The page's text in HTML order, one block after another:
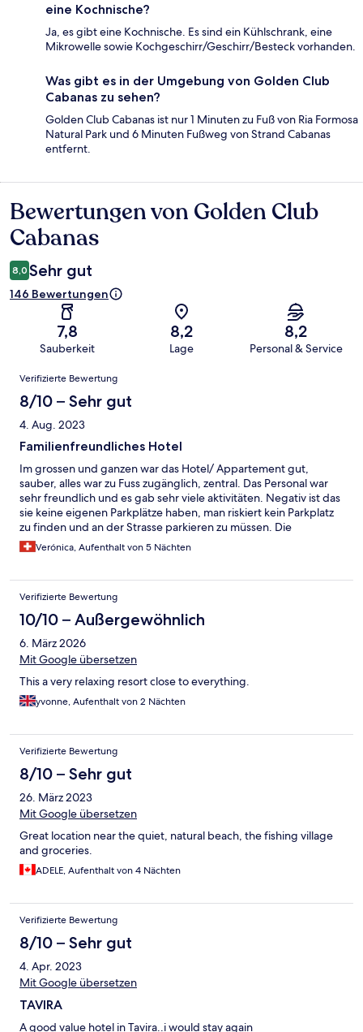
eine Kochnische?
Ja, es gibt eine Kochnische. Es sind ein Kühlschrank, eine
Mikrowelle sowie Kochgeschirr/Geschirr/Besteck vorhanden.
Was gibt es in der Umgebung von Golden Club
Cabanas zu sehen?
Golden Club Cabanas ist nur 1 Minuten zu Fuß von Ria Formosa
Natural Park und 6 Minuten Fußweg von Strand Cabanas
entfernt.
Bewertungen
Bewertungen von Golden Club
Cabanas
8,0 Sehr gut
146 Bewertungen
7,8
Sauberkeit
8,2
Lage
8,2
Personal & Service
Bewertungen
Verifizierte Bewertung
8/10 – Sehr gut
4. Aug. 2023
Familienfreundliches Hotel
Im grossen und ganzen war das Hotel/ Appartement gut,
sauber, alles war zu Fuss zugänglich, zentral. Das Personal war
sehr freundlich und es gab sehr viele aktivitäten. Negativ ist das
sie keine eigenen Parkplätze haben, man riskiert kein Parkplatz
zu finden und an der Strasse parkieren zu müssen. Die
Parkplätze sind öffentlich und gratis. Die Zimmer könnten eine
Renovierung vertragen. Eine Waschmaschine im Zimmer fehlt
Verónica, Aufenthalt von 5 Nächten
Verifizierte Bewertung
10/10 – Außergewöhnlich
6. März 2026
Mit Google übersetzen
This a very relaxing resort close to everything.
yvonne, Aufenthalt von 2 Nächten
Verifizierte Bewertung
8/10 – Sehr gut
26. März 2023
Mit Google übersetzen
Great location near the quiet, natural beach, the fishing village
and groceries.
ADELE, Aufenthalt von 4 Nächten
Verifizierte Bewertung
8/10 – Sehr gut
4. Apr. 2023
Mit Google übersetzen
TAVIRA
A good value hotel in Tavira..i would stay again